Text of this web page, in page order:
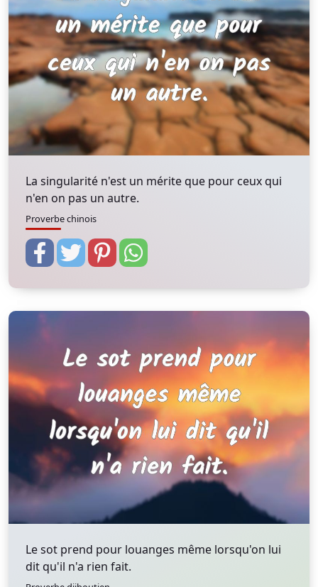
La singularité n'est un mérite que pour ceux qui
n'en on pas un autre.
Proverbe chinois
Le sot prend pour louanges même lorsqu'on lui
dit qu'il n'a rien fait.